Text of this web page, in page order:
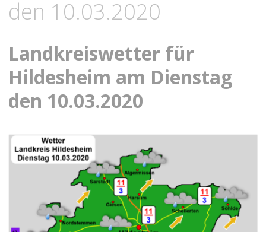
den 10.03.2020
Landkreiswetter für
Hildesheim am Dienstag
den 10.03.2020